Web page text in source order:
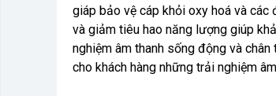
giáp bảo vệ cáp khỏi oxy hoá và
và giảm tiêu hao năng lượng giúp
nghiệm âm thanh sống động và chân
cho khách hàng những trải nghiệm